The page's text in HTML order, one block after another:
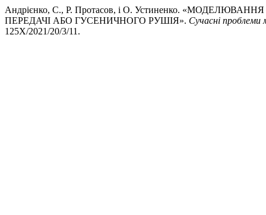
Андрієнко, С., Р. Протасов, і О. Устиненко.
ПЕРЕДАЧІ АБО ГУСЕНИЧНОГО РУШІЯ». Сучасні проблеми
125X/2021/20/3/11.